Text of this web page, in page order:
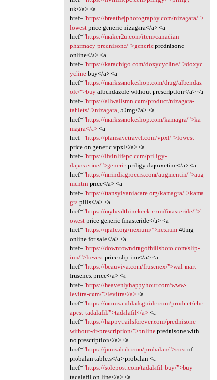
uk</a> <a
href="https://breathejphotography.com/nizagara/">
lowestprice generic nizagara</a> <a
href="https://maker2u.com/item/canadian-
pharmacy-prednisone/">genericprednisone
online</a> <a
href="https://karachigo.com/doxycycline/">doxyc
yclinebuy</a> <a
href="https://markssmokeshop.com/drug/albendaz
ole/">buyalbendazole without prescription</a> <a
href="https://allwallsmn.com/product/nizagara-
tablets/">nizagara, 50mg</a> <a
href="https://markssmokeshop.com/kamagra/">ka
magra</a><a
href="https://plansavetravel.com/vpxl/">lowest
price on generic vpxl</a> <a
href="https://livinlifepc.com/priligy-
dapoxetine/">genericpriligy dapoxetine</a> <a
href="https://mrindiagrocers.com/augmentin/">aug
mentin price</a> <a
href="https://transylvaniacare.org/kamagra/">kama
grapills</a> <a
href="https://myhealthincheck.com/finasteride/">l
owestprice generic finasteride</a> <a
href="https://ipalc.org/nexium/">nexium40mg
online for sale</a> <a
href="https://downtowndrugofhillsboro.com/slip-
inn/">lowestprice slip inn</a> <a
href="https://beauviva.com/frusenex/">wal-mart
frusenex price</a> <a
href="https://heavenlyhappyhour.com/www-
levitra-com/">levitra</a><a
href="https://momsanddadsguide.com/product/che
apest-tadalafil/">tadalafil</a><a
href="https://happytrailsforever.com/prednisone-
without-dr-prescription/">onlineprednisone with
no prescription</a> <a
href="https://jomsabah.com/probalan/">costof
probalan tablets</a> probalan <a
href="https://solepost.com/tadalafil-buy/">buy
tadalafil on line</a> <a